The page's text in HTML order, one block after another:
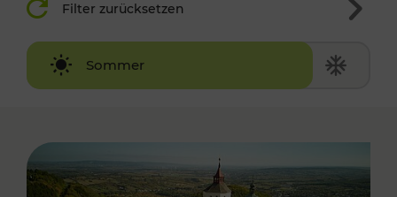
Filter zurücksetzen
Sommer
Winter